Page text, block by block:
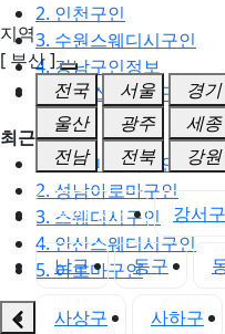
2. 인천구인
3. 수원스웨디시구인
4. 강남구인정보
5. 동탄스웨디시구인
최근검색어
1. 일산마사지구인
2. 성남아로마구인
3. 스웨디시구인
4. 안산스웨디시구인
5. 아로마구인
지역
[ 부산 ]
전국
서울 경기
울산
광주 세종
전남
전북 강원
부산 전체 강서구
남구 동구
사상구 사하구